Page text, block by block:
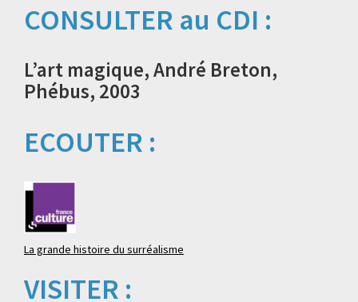
CONSULTER au CDI :
L’art magique, André Breton,
Phébus, 2003
ECOUTER :
La grande histoire du surréalisme
VISITER :